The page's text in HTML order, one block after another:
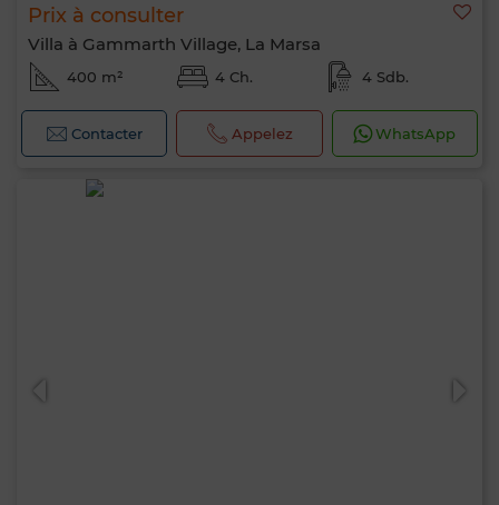
Prix à consulter
Villa à Gammarth Village, La Marsa
400 m² 4 Ch. 4 Sdb.
Contacter Appelez WhatsApp